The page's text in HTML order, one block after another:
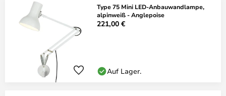
Type 75 Mini LED-Anbauwandlampe,
alpinweiß - Anglepoise
221,00 €
Auf Lager.